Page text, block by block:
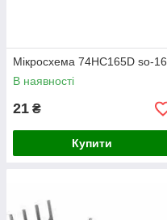
Мікросхема 74HC165D so-16
В наявності
21 ₴
Купити